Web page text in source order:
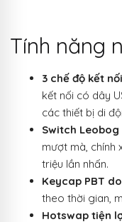
Tính năng
3 chế độ kết
kết nối có dây
các thiết bị di
Switch Leobog
mượt mà, chính
triệu lần nhấn.
Keycap PBT
theo thời gian,
Hotswap tiện